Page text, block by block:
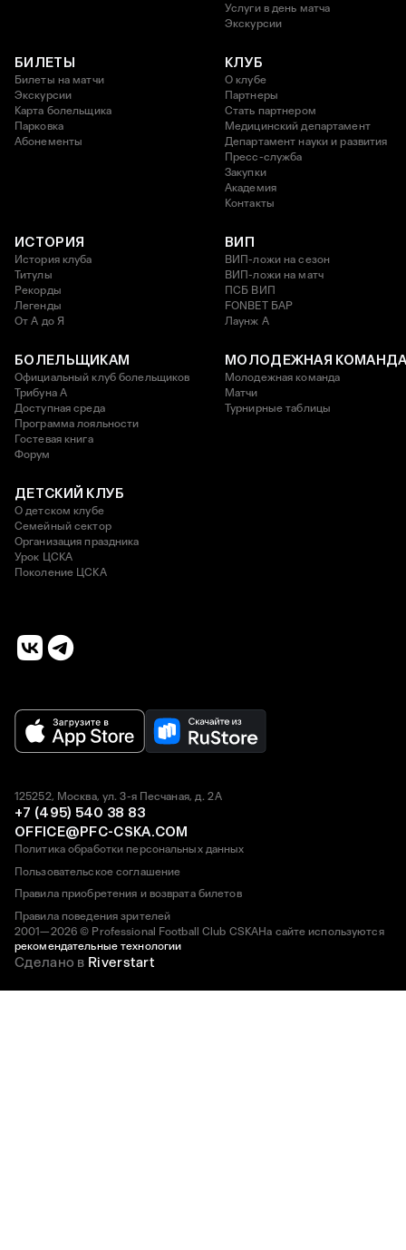
Услуги в день матча
Экскурсии
БИЛЕТЫ
Билеты на матчи
Экскурсии
Карта болельщика
Парковка
Абонементы
КЛУБ
О клубе
Партнеры
Стать партнером
Медицинский департамент
Департамент науки и развития
Пресс-служба
Закупки
Академия
Контакты
ИСТОРИЯ
История клуба
Титулы
Рекорды
Легенды
От А до Я
ВИП
ВИП-ложи на сезон
ВИП-ложи на матч
ПСБ ВИП
FONBET БАР
Лаунж A
БОЛЕЛЬЩИКАМ
Официальный клуб болельщиков
Трибуна А
Доступная среда
Программа лояльности
Гостевая книга
Форум
МОЛОДЕЖНАЯ
Молодежная команда
Матчи
Турнирные таблицы
ДЕТСКИЙ КЛУБ
О детском клубе
Семейный сектор
Организация праздника
Урок ЦСКА
Поколение ЦСКА
2001—2026 © Professional Football Club CSKAНа сайте используются
рекомендательные технологии
125252, Москва, ул. 3-я Песчаная, д. 2А
+7 (495) 540 38 83
OFFICE@PFC-CSKA.COM
Политика обработки персональных данных
Пользовательское соглашение
Правила приобретения и возврата билетов
Правила поведения зрителей
Сделано в Riverstart